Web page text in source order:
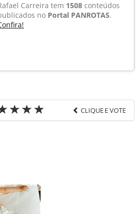
Carreira tem 1508 conteúdos
no Portal PANROTAS.
CLIQUE E VOTE
2014/03/museu-da-tam-recebe-
ferramentas oferecidas na página.
é protegido pela legislação
sem autorização da